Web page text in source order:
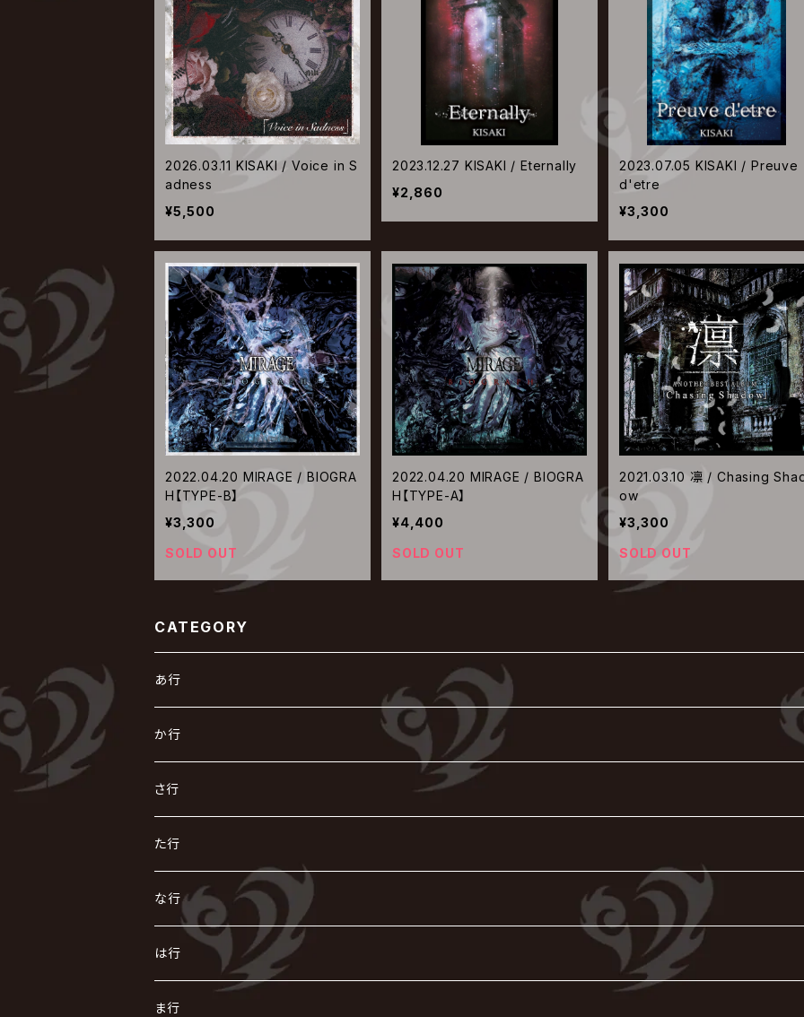
2026.03.11 KISAKI / Voice in S
adness
¥5,500
2023.12.27 KISAKI / Eternally
¥2,860
2023.07.05 KISAKI / Preuve
d'etre
¥3,300
2022.04.20 MIRAGE / BIOGRA
H【TYPE-B】
¥3,300
SOLD OUT
2022.04.20 MIRAGE / BIOGRA
H【TYPE-A】
¥4,400
SOLD OUT
2021.03.10 凛 / Chasing
ow
¥3,300
SOLD OUT
CATEGORY
あ行
あ
R指定
AIOLIN
AKIHIDE
ACME / アクメ
い
IKUO
exist†trace
生熊耕治
う
VIRGE / ヴァージュ
Waive
え
ACE OF SPADES
X JAPAN
お
AURORIZE
か行
か
怪人二十面奏
Kαin
き
KISAKI
キズ
く
Crack6
グラビティ
け
[ kei ] / 圭
こ
さ行
さ
ザアザア
The THIRTEEN
し
Zeke Deux
Z CLEAR
す
Z CLEAR
せ
た行
た
DASEIN
DAIGO
ち
CHAQLA.
つ
な行
な
NIGHTMARE
に
は行
は
ま行